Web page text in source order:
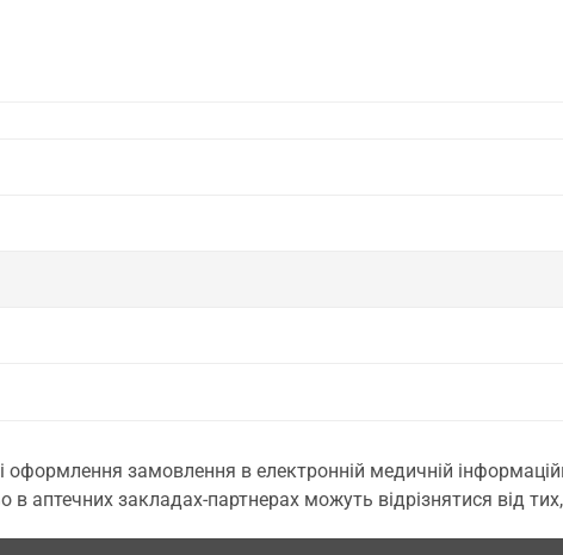
оформлення замовлення в електронній медичній
в аптечних закладах-партнерах можуть відрізнятися від